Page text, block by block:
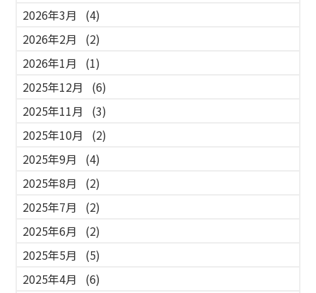
2026年3月
(4)
2026年2月
(2)
2026年1月
(1)
2025年12月
(6)
2025年11月
(3)
2025年10月
(2)
2025年9月
(4)
2025年8月
(2)
2025年7月
(2)
2025年6月
(2)
2025年5月
(5)
2025年4月
(6)